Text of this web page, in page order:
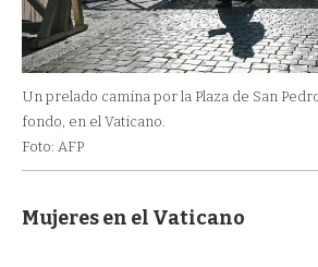
Un prelado camina por la Plaza de San
fondo, en el Vaticano.
Foto: AFP
Mujeres en el Vaticano